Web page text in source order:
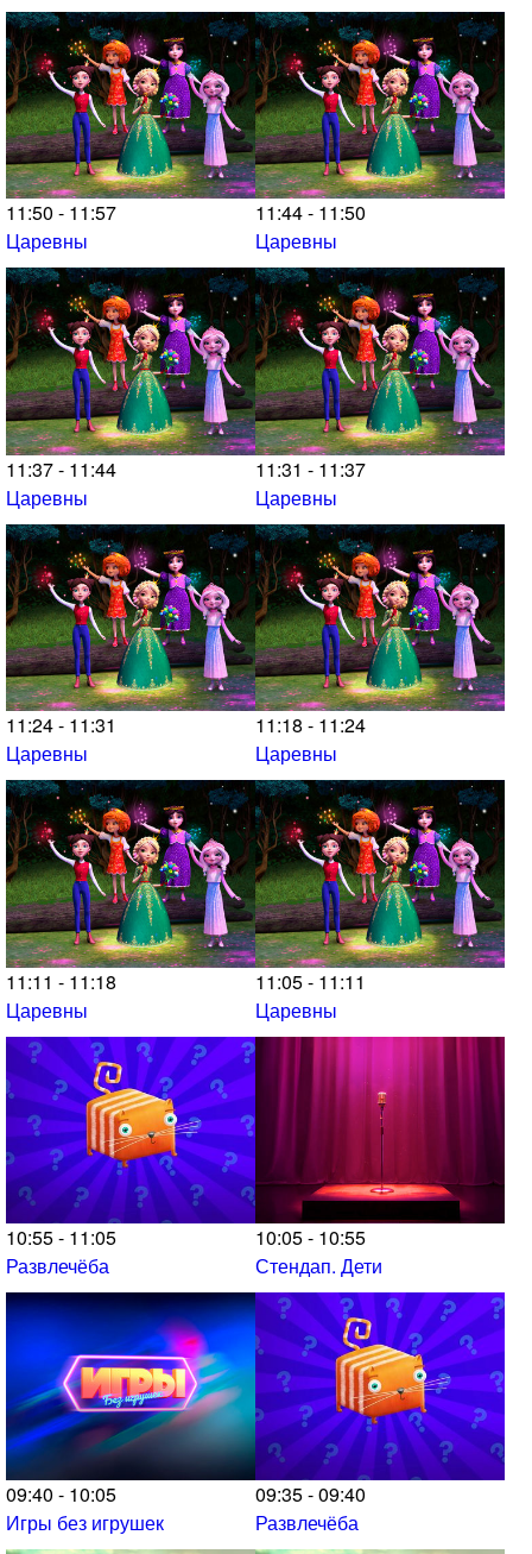
11:50 - 11:57
Царевны
11:44 - 11:50
Царевны
11:37 - 11:44
Царевны
11:31 - 11:37
Царевны
11:24 - 11:31
Царевны
11:18 - 11:24
Царевны
11:11 - 11:18
Царевны
11:05 - 11:11
Царевны
10:55 - 11:05
Развлечёба
10:05 - 10:55
Стендап. Дети
09:40 - 10:05
Игры без игрушек
09:35 - 09:40
Развлечёба